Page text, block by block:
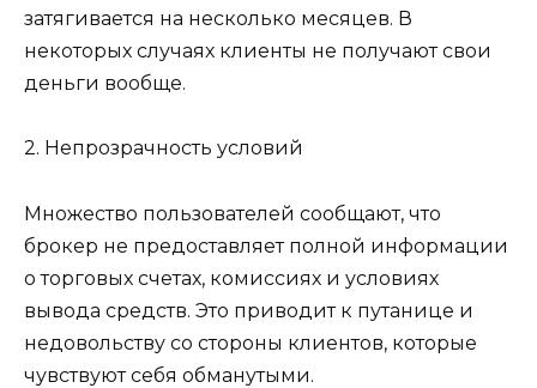
затягивается на несколько месяцев. В
некоторых случаях клиенты не получают свои
деньги вообще.
2. Непрозрачность условий
Множество пользователей сообщают, что
брокер не предоставляет полной информации
о торговых счетах, комиссиях и условиях
вывода средств. Это приводит к путанице и
недовольству со стороны клиентов, которые
чувствуют себя обманутыми.